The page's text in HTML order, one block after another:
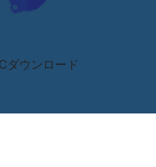
ダウンロード